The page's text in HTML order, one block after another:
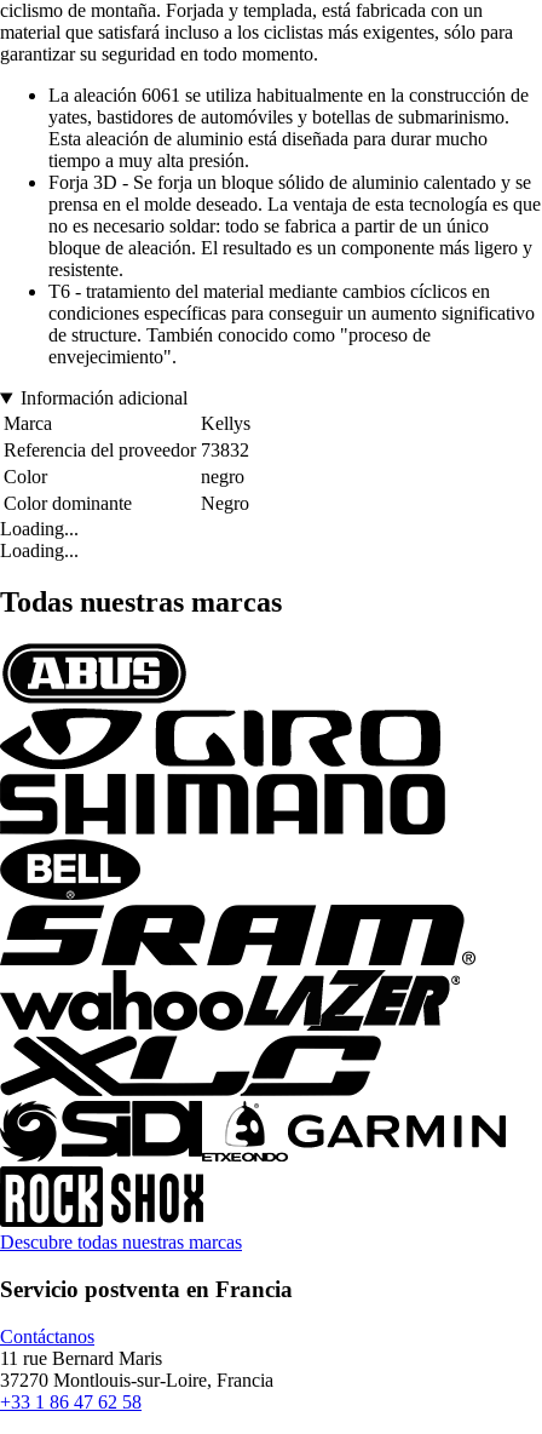
ciclismo de montaña. Forjada y templada, está fabricada con un
material que satisfará incluso a los ciclistas más exigentes, sólo para
garantizar su seguridad en todo momento.
La aleación 6061 se utiliza habitualmente en la construcción de
yates, bastidores de automóviles y botellas de submarinismo.
Esta aleación de aluminio está diseñada para durar mucho
tiempo a muy alta presión.
Forja 3D - Se forja un bloque sólido de aluminio calentado y se
prensa en el molde deseado. La ventaja de esta tecnología es que
no es necesario soldar: todo se fabrica a partir de un único
bloque de aleación. El resultado es un componente más ligero y
resistente.
T6 - tratamiento del material mediante cambios cíclicos en
condiciones específicas para conseguir un aumento significativo
de structure. También conocido como "proceso de
envejecimiento".
Información adicional
Marca
Kellys
Referencia del proveedor 73832
Color
negro
Color dominante
Negro
Loading...
Loading...
Todas nuestras marcas
Descubre todas nuestras marcas
Servicio postventa en Francia
Contáctanos
11 rue Bernard Maris
37270 Montlouis-sur-Loire, Francia
+33 1 86 47 62 58